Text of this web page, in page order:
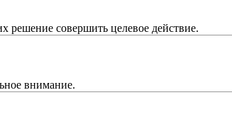
решение совершить целевое действие.
внимание.